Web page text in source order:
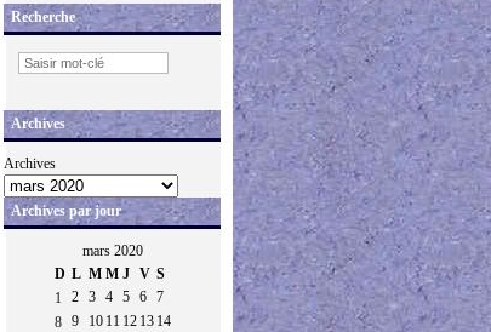
Recherche
Archives
Archives
Archives par jour
mars 2020
D L M M J V S
1
2 3 4 5 6
7
8
9 10 11 12 13 14